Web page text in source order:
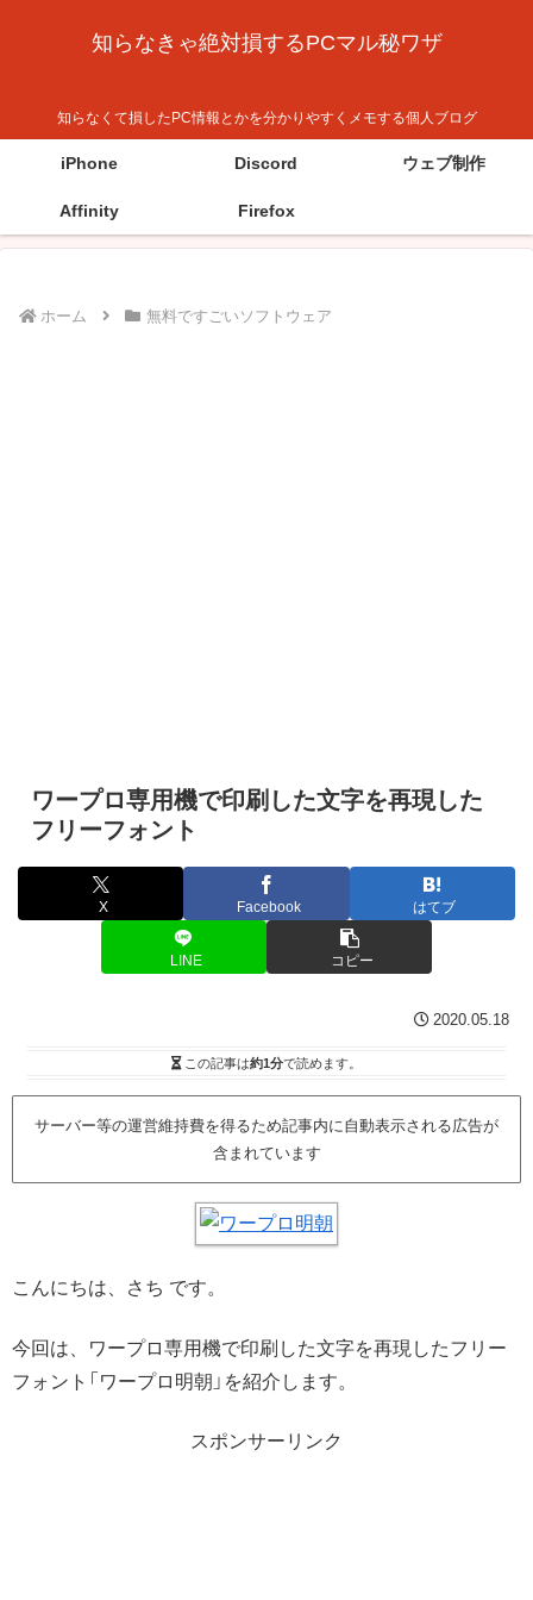
知らなきゃ絶対損するPCマル秘ワザ
知らなくて損したPC情報とかを分かりやすくメモする個人ブログ
iPhone Discord ウェブ制作
Affinity Firefox
ホーム 無料ですごいソフトウェア
ワープロ専用機で印刷した文字を再現した
フリーフォント
X Facebook はてブ
LINE コピー
2020.05.18
この記事は約1分で読めます。
サーバー等の運営維持費を得るため記事内に自動表示される広告が
含まれています
こんにちは、さち です。
今回は、ワープロ専用機で印刷した文字を再現したフリー
フォント「ワープロ明朝」を紹介します。
スポンサーリンク